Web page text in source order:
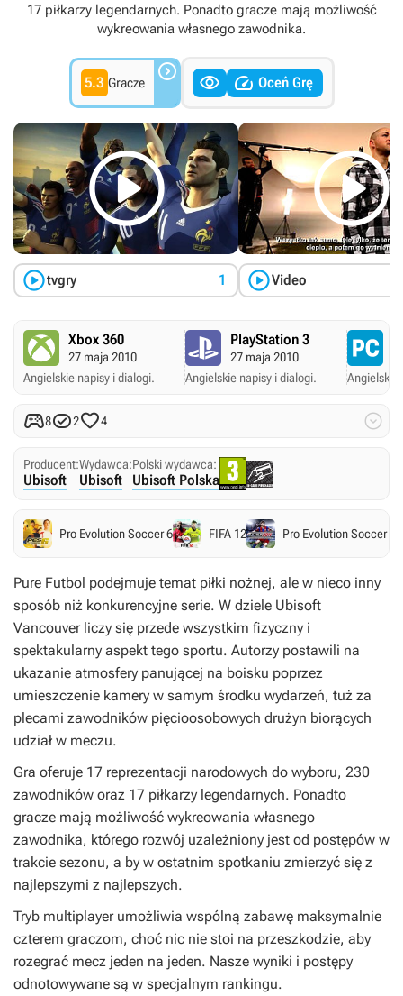
17 piłkarzy legendarnych. Ponadto gracze mają możliwość
wykreowania własnego zawodnika.
5.3 Gracze    Oceń Grę

tvgry 1

Video
Xbox 360
27 maja 2010
Angielskie napisy i dialogi.
PlayStation 3
27 maja 2010
Angielskie napisy i dialogi.
Angielskie
824 
Producent:
Ubisoft
Wydawca:
Ubisoft
Polski wydawca:
Ubisoft Polska
Pro Evolution Soccer 6 FIFA 12 Pro Evolution Soccer
Pure Futbol podejmuje temat piłki nożnej, ale w nieco inny
sposób niż konkurencyjne serie. W dziele Ubisoft
Vancouver liczy się przede wszystkim fizyczny i
spektakularny aspekt tego sportu. Autorzy postawili na
ukazanie atmosfery panującej na boisku poprzez
umieszczenie kamery w samym środku wydarzeń, tuż za
plecami zawodników pięcioosobowych drużyn biorących
udział w meczu.
Gra oferuje 17 reprezentacji narodowych do wyboru, 230
zawodników oraz 17 piłkarzy legendarnych. Ponadto
gracze mają możliwość wykreowania własnego
zawodnika, którego rozwój uzależniony jest od postępów w
trakcie sezonu, a by w ostatnim spotkaniu zmierzyć się z
najlepszymi z najlepszych.
Tryb multiplayer umożliwia wspólną zabawę maksymalnie
czterem graczom, choć nic nie stoi na przeszkodzie, aby
rozegrać mecz jeden na jeden. Nasze wyniki i postępy
odnotowywane są w specjalnym rankingu.